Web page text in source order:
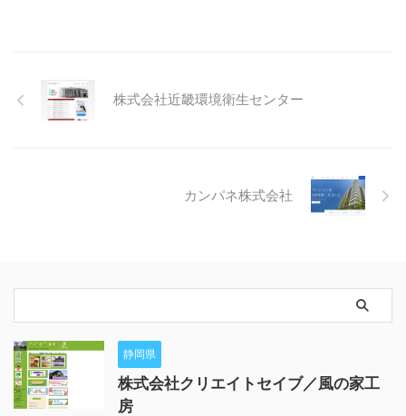
株式会社近畿環境衛生センター
カンパネ株式会社
静岡県
株式会社クリエイトセイブ／風の家工
房